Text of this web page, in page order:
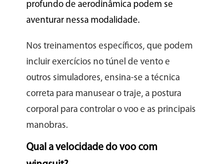
profundo de aerodinâmica podem se
aventurar nessa modalidade.
Nos treinamentos específicos, que podem
incluir exercícios no túnel de vento e
outros simuladores, ensina-se a técnica
correta para manusear o traje, a postura
corporal para controlar o voo e as principais
manobras.
Qual a velocidade do voo com